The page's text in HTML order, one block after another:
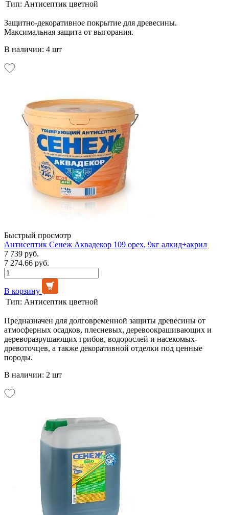
Тип: Антисептик цветной
Защитно-декоративное покрытие для древесины.
Максимальная защита от выгорания.
В наличии: 4 шт
Быстрый просмотр
Антисептик Сенеж Аквадекор 109 орех, 9кг алкид+акрил
7 739 руб.
7 274.66 руб.
В корзину
Тип: Антисептик цветной
Предназначен для долговременной защиты древесины от
атмосферных осадков, плесневых, деревоокрашивающих и
дереворазрушающих грибов, водорослей и насекомых-
древоточцев, а также декоративной отделки под ценные
породы.
В наличии: 2 шт